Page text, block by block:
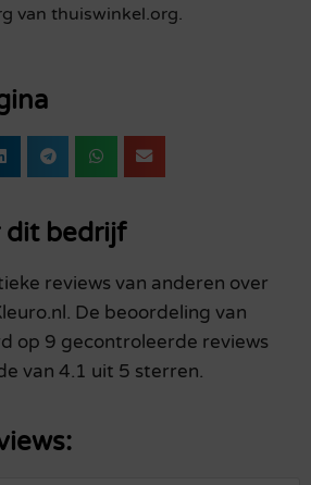
van thuiswinkel.org.
dit bedrijf
reviews van anderen over
De beoordeling van
op 9 gecontroleerde reviews
van 4.1 uit 5 sterren.